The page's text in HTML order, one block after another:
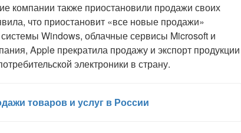
компании также приостановили продажи своих
что приостановит «все новые продажи»
Windows, облачные сервисы Microsoft и
Apple прекратила продажу и экспорт продукции
электроники в страну.
товаров и услуг в России